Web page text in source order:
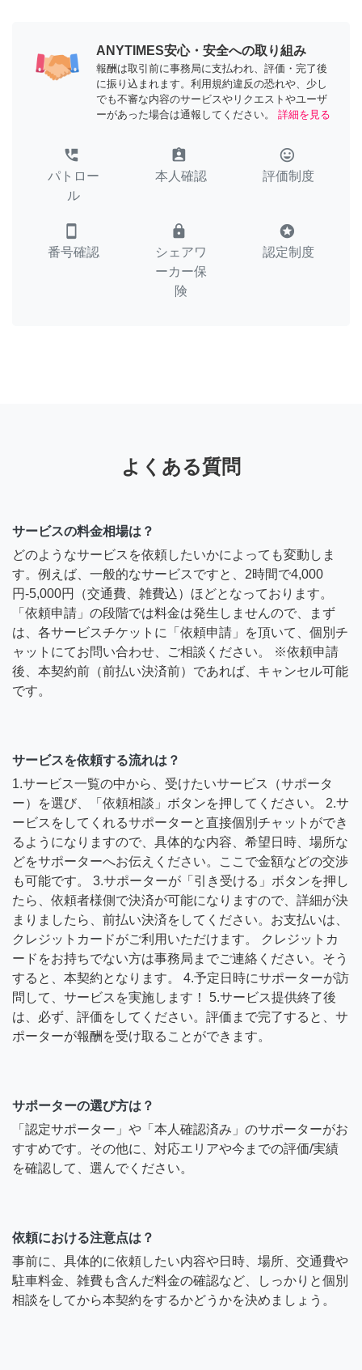
ANYTIMES安心・安全への取り組み
報酬は取引前に事務局に支払われ、評価・完了後
に振り込まれます。利用規約違反の恐れや、少し
でも不審な内容のサービスやリクエストやユーザ
ーがあった場合は通報してください。
詳細を見る
perm_phone_msg
パトロー
ル
assignment_ind
本人確認
tag_faces
評価制度
smartphone
番号確認
lock
シェアワ
ーカー保
険
stars
認定制度
よくある質問
サービスの料金相場は？
どのようなサービスを依頼したいかによっても変動しま
す。例えば、一般的なサービスですと、2時間で4,000
円-5,000円（交通費、雑費込）ほどとなっております。
「依頼申請」の段階では料金は発生しませんので、まず
は、各サービスチケットに「依頼申請」を頂いて、個別チ
ャットにてお問い合わせ、ご相談ください。 ※依頼申請
後、本契約前（前払い決済前）であれば、キャンセル可能
です。
サービスを依頼する流れは？
1.サービス一覧の中から、受けたいサービス（サポータ
ー）を選び、「依頼相談」ボタンを押してください。 2.サ
ービスをしてくれるサポーターと直接個別チャットができ
るようになりますので、具体的な内容、希望日時、場所な
どをサポーターへお伝えください。ここで金額などの交渉
も可能です。 3.サポーターが「引き受ける」ボタンを押し
たら、依頼者様側で決済が可能になりますので、詳細が決
まりましたら、前払い決済をしてください。お支払いは、
クレジットカードがご利用いただけます。 クレジットカ
ードをお持ちでない方は事務局までご連絡ください。そう
すると、本契約となります。 4.予定日時にサポーターが訪
問して、サービスを実施します！ 5.サービス提供終了後
は、必ず、評価をしてください。評価まで完了すると、サ
ポーターが報酬を受け取ることができます。
サポーターの選び方は？
「認定サポーター」や「本人確認済み」のサポーターがお
すすめです。その他に、対応エリアや今までの評価/実績
を確認して、選んでください。
依頼における注意点は？
事前に、具体的に依頼したい内容や日時、場所、交通費や
駐車料金、雑費も含んだ料金の確認など、しっかりと個別
相談をしてから本契約をするかどうかを決めましょう。